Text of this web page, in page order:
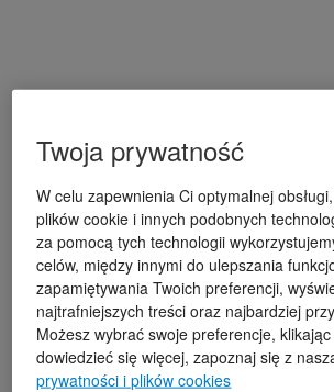
Twoja prywatność
W celu zapewnienia Ci optymalnej
plików cookie i innych podobnych
za pomocą tych technologii
celów, między innymi do ulepszania
zapamiętywania Twoich preferencji,
najtrafniejszych treści oraz najbardziej
Możesz wybrać swoje preferencje,
dowiedzieć się więcej, zapoznaj się z
prywatności i plików cookies